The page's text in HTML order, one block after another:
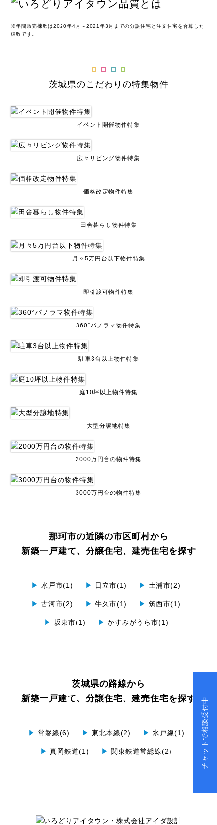
※年間販売棟数は2020年4月～2021年3月までの分譲住宅と注文住宅を合算した
棟数です。
茨城県のこだわりの特集物件
イベント開催物件特集
広々リビング物件特集
価格改定物件特集
田舎暮らし物件特集
月々5万円台以下物件特集
即引渡可物件特集
360°パノラマ物件特集
駐車3台以上物件特集
庭10坪以上物件特集
大型分譲地特集
2000万円台の物件特集
3000万円台の物件特集
那珂市の近隣の市区町村から
新築一戸建て、分譲住宅、建売住宅を探す
▶ 水戸市(1) ▶ 日立市(1) ▶ 土浦市(2)
▶ 古河市(2) ▶ 牛久市(1) ▶ 筑西市(1)
▶ 坂東市(1) ▶ かすみがうら市(1)
茨城県の路線から
新築一戸建て、分譲住宅、建売住宅を探す
▶ 常磐線(6) ▶ 東北本線(2) ▶ 水戸線(1)
▶ 真岡鉄道(1) ▶ 関東鉄道常総線(2) チャットで相談受付中